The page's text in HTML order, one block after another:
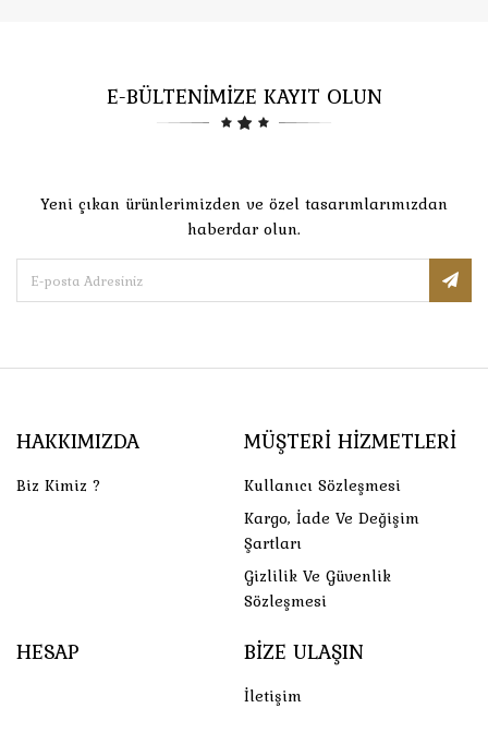
E-BÜLTENİMİZE KAYIT OLUN
Yeni çıkan ürünlerimizden ve özel tasarımlarımızdan
haberdar olun.
HAKKIMIZDA
Biz Kimiz ?
MÜŞTERI HIZMETLERI
Kullanıcı Sözleşmesi
Kargo, İade Ve Değişim
Şartları
Gizlilik Ve Güvenlik
Sözleşmesi
HESAP BIZE ULAŞIN
İletişim